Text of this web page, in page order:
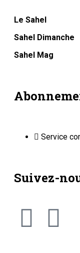
Le Sahel
Sahel Dimanche
Sahel Mag
Service
Suivez-